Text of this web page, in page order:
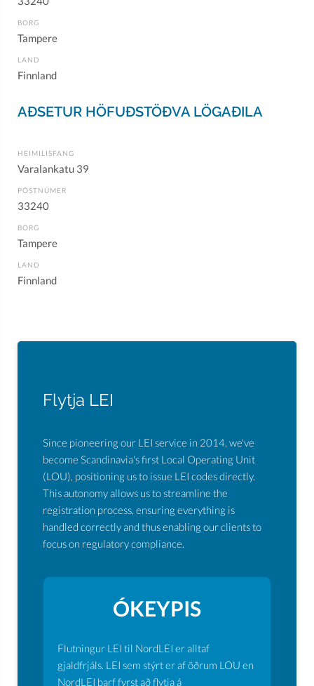
BORG
Tampere
LAND
Finnland
AÐSETUR HÖFUÐSTÖÐVA LÖGAÐILA
HEIMILISFANG
Varalankatu 39
PÓSTNÚMER
33240
BORG
Tampere
LAND
Finnland
Flytja LEI
Since pioneering our LEI service in 2014, we've
become Scandinavia's first Local Operating Unit
(LOU), positioning us to issue LEI codes directly.
This autonomy allows us to streamline the
registration process, ensuring everything is
handled correctly and thus enabling our clients to
focus on regulatory compliance.
ÓKEYPIS
Flutningur LEI til NordLEI er alltaf
gjaldfrjáls. LEI sem stýrt er af öðrum LOU en
NordLEI þarf fyrst að flytja á